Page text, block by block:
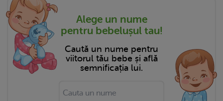
Alege un nume
pentru bebelușul tau!
Caută un nume pentru
viitorul tău bebe și află
semnificația lui.